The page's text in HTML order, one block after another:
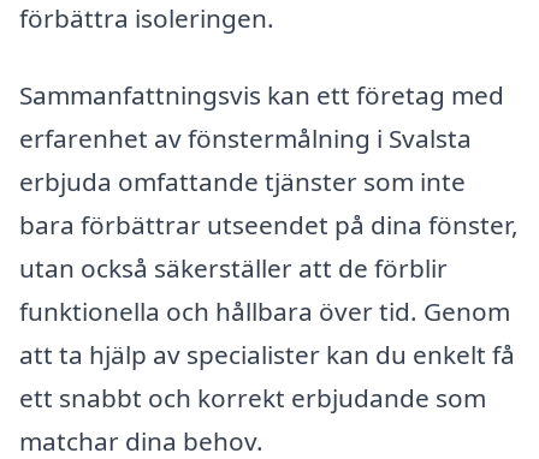
förbättra isoleringen.
Sammanfattningsvis kan ett företag med
erfarenhet av fönstermålning i Svalsta
erbjuda omfattande tjänster som inte
bara förbättrar utseendet på dina fönster,
utan också säkerställer att de förblir
funktionella och hållbara över tid. Genom
att ta hjälp av specialister kan du enkelt få
ett snabbt och korrekt erbjudande som
matchar dina behov.